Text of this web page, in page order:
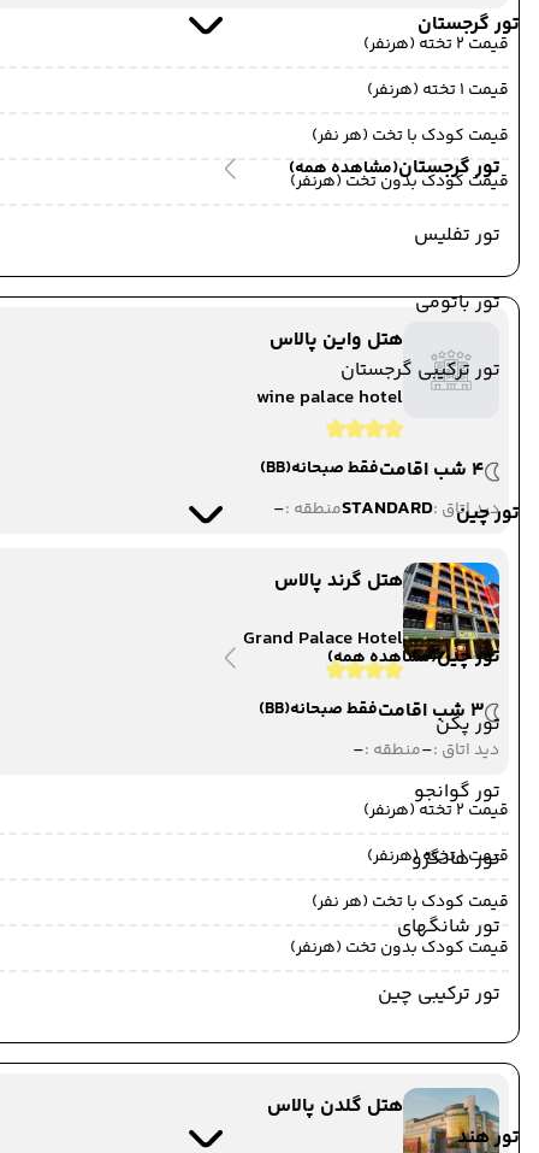
تور گرجستان
تور گرجستان(مشاهده همه)
تور تفلیس
تور باتومی
تور ترکیبی گرجستان
تور چین
تور چین(مشاهده همه)
تور پکن
تور گوانجو
تور هانگژو
تور شانگهای
تور ترکیبی چین
تور هند
قیمت 2 تخته (هرنفر)
قیمت 1 تخته (هرنفر)
قیمت کودک با تخت (هر نفر)
قیمت کودک بدون تخت (هرنفر)
هتل واین پالاس
wine palace hotel
4 شب اقامت
فقط صبحانه(BB)
دید اتاق :STANDARDمنطقه :-
هتل گرند پالاس
Grand Palace Hotel
3 شب اقامت
فقط صبحانه(BB)
دید اتاق :-منطقه :-
قیمت 2 تخته (هرنفر)
قیمت 1 تخته (هرنفر)
قیمت کودک با تخت (هر نفر)
قیمت کودک بدون تخت (هرنفر)
هتل گلدن پالاس